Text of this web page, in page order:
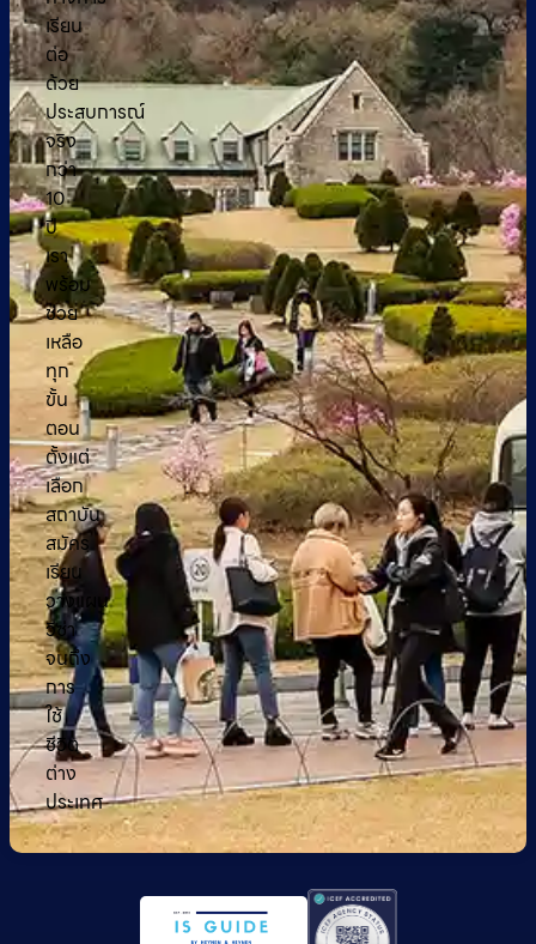
เรียน
ต่อ
ด้วย
ประสบการณ์
จริง
กว่า
10
ปี
เรา
พร้อม
ช่วย
เหลือ
ทุก
ขั้น
ตอน
ตั้งแต่
เลือก
สถาบัน
สมัคร
เรียน
วางแผน
วีซ่า
จนถึง
การ
ใช้
ชีวิต
ต่าง
ประเทศ